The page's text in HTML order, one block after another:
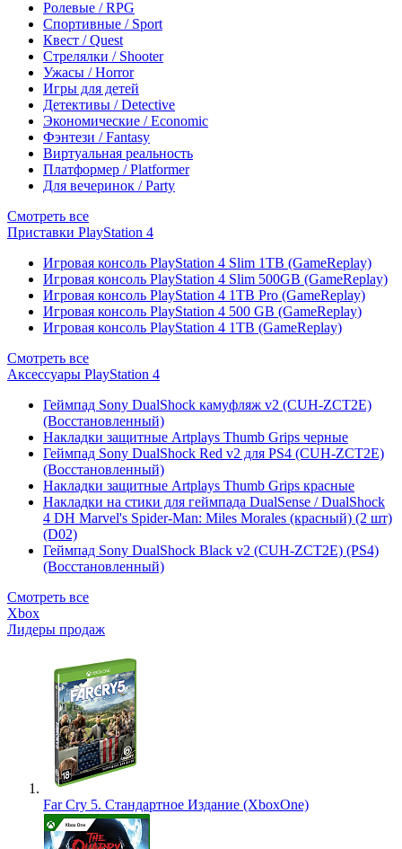
Ролевые / RPG
Спортивные / Sport
Квест / Quest
Стрелялки / Shooter
Ужасы / Horror
Игры для детей
Детективы / Detective
Экономические / Economic
Фэнтези / Fantasy
Виртуальная реальность
Платформер / Platformer
Для вечеринок / Party
Смотреть все
Приставки PlayStation 4
Игровая консоль PlayStation 4 Slim 1TB (GameReplay)
Игровая консоль PlayStation 4 Slim 500GB (GameReplay)
Игровая консоль PlayStation 4 1TB Pro (GameReplay)
Игровая консоль PlayStation 4 500 GB (GameReplay)
Игровая консоль PlayStation 4 1TB (GameReplay)
Смотреть все
Аксессуары PlayStation 4
Геймпад Sony DualShock камуфляж v2 (CUH-ZCT2E)
(Восстановленный)
Накладки защитные Artplays Thumb Grips черные
Геймпад Sony DualShock Red v2 для PS4 (CUH-ZCT2E)
(Восстановленный)
Накладки защитные Artplays Thumb Grips красные
Накладки на стики для геймпада DualSense / DualShock
4 DH Marvel's Spider-Man: Miles Morales (красный) (2 шт)
(D02)
Геймпад Sony DualShock Black v2 (CUH-ZCT2E) (PS4)
(Восстановленный)
Смотреть все
Xbox
Лидеры продаж
Far Cry 5. Стандартное Издание (XboxOne)